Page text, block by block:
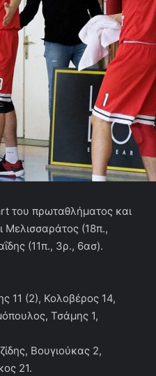
του πρωταθλήματος και
Μελισσαράτος (18π.,
(11π., 3ρ., 6ασ).
11 (2), Κολοβέρος 14,
Τσάμης 1,
Βουγιούκας 2,
21.